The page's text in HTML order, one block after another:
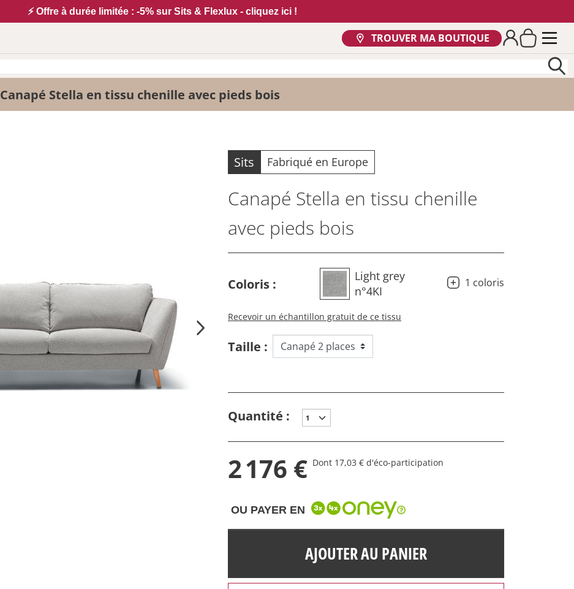
⚡ Offre à durée limitée : -5% sur Sits & Flexlux - cliquez ici !
TROUVER MA BOUTIQUE
Canapé Stella en tissu chenille avec pieds bois
Sits Fabriqué en Europe
Canapé Stella en tissu chenille
avec pieds bois
Coloris :
Light grey
n°4KI
1 coloris
Recevoir un échantillon gratuit de ce tissu
Taille :
Quantité :
2 176 € Dont 17,03 € d'éco-participation
OU PAYER EN
AJOUTER AU PANIER